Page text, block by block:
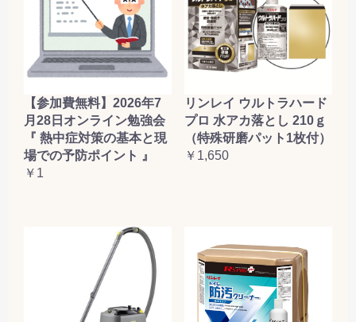
【参加費無料】2026年7
月28日オンライン勉強会
『 熱中症対策の基本と現
場での予防ポイント 』
￥1
リンレイ ウルトラハード
プロ 水アカ落とし 210ｇ
（特殊研磨パット1枚付）
￥1,650